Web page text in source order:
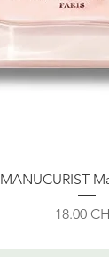
MANUCURIST
Prix
18.00